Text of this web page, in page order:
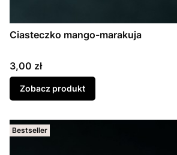
Ciasteczko mango-marakuja
Cena
3,00 zł
Zobacz produkt
Bestseller